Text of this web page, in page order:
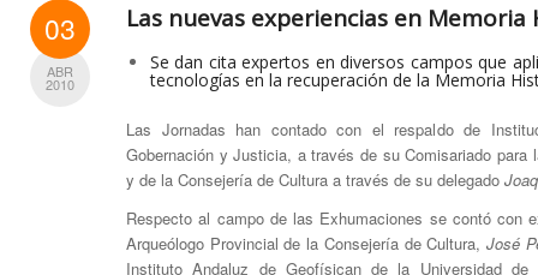
03
ABR
2010
Las nuevas experiencias en Memoria
Se dan cita expertos en diversos campos que
tecnologías en la recuperación de la Memoria
Las Jornadas han contado con el respaldo de
Gobernación y Justicia, a través de su Comisariado
y de la Consejería de Cultura a través de su delegado
Respecto al campo de las Exhumaciones se contó con
Arqueólogo Provincial de la Consejería de Cultura, José
Instituto Andaluz de Geofísican de la Universidad